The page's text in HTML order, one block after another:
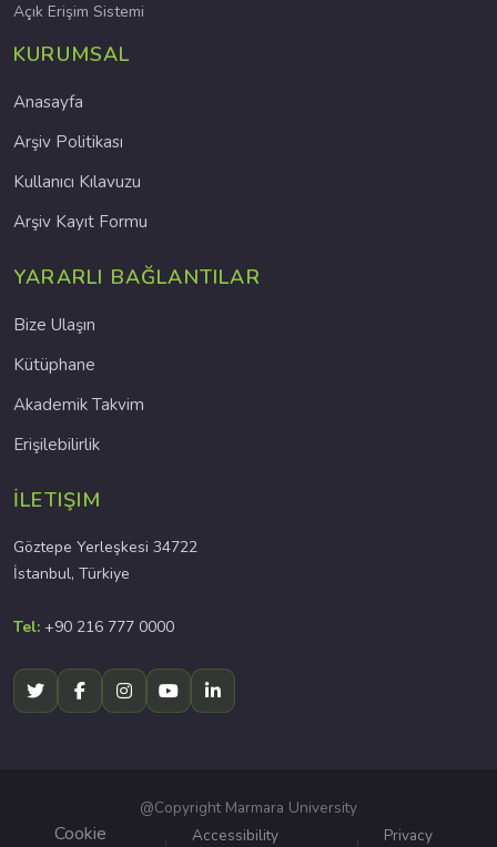
Açık Erişim Sistemi
KURUMSAL
Anasayfa
Arşiv Politikası
Kullanıcı Kılavuzu
Arşiv Kayıt Formu
YARARLI BAĞLANTILAR
Bize Ulaşın
Kütüphane
Akademik Takvim
Erişilebilirlik
İLETIŞIM
Göztepe Yerleşkesi 34722
İstanbul, Türkiye
Tel: +90 216 777 0000
@Copyright Marmara University
Cookie Accessibility Privacy